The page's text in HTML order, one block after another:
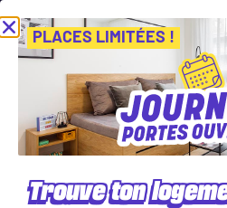
Journées Portes Ouvertes ! Inscris-toi
Nos logements en
étudiante à Annecy
PLACES LIMITÉES !
Trouve ton